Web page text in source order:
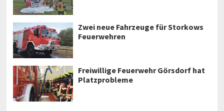
Zwei neue Fahrzeuge für Storkows
Feuerwehren
Freiwillige Feuerwehr Görsdorf hat
Platzprobleme